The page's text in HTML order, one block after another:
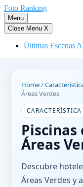
Saltar
al
contenido
Foto Ranking
Menu
Close Menu X
Últimas Escenas
Home/
Áreas Verdes
CARACTERÍSTICA
Piscinas
Áreas
Descubre
Áreas Verdes y